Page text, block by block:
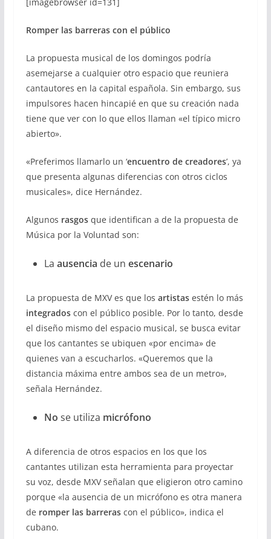
Romper las barreras con el público
La propuesta musical de los domingos podría
asemejarse a cualquier otro espacio que reuniera
cantautores en la capital española. Sin embargo, sus
impulsores hacen hincapié en que su creación nada
tiene que ver con lo que ellos llaman «el típico micro
abierto».
«Preferimos llamarlo un ‘encuentro de creadores’, ya
que presenta algunas diferencias con otros ciclos
musicales», dice Hernández.
Algunos rasgosque identifican a de la propuesta de
Música por la Voluntad son:
La ausencia de un escenario
La propuesta de MXV es que los artistasestén lo más
integradoscon el público posible. Por lo tanto, desde
el diseño mismo del espacio musical, se busca evitar
que los cantantes se ubiquen «por encima» de
quienes van a escucharlos. «Queremos que la
distancia máxima entre ambos sea de un metro»,
señala Hernández.
No se utiliza micrófono
A diferencia de otros espacios en los que los
cantantes utilizan esta herramienta para proyectar
su voz, desde MXV señalan que eligieron otro camino
porque «la ausencia de un micrófono es otra manera
de romper las barrerascon el público», indica el
cubano.